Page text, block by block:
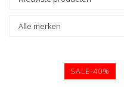
SALE-40%